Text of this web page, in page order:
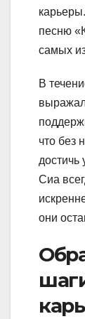
песню
самых
В
что без
достичь
Сиа
они